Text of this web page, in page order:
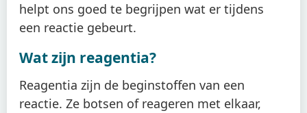
helpt ons goed te begrijpen wat er tijdens
een reactie gebeurt.
Wat zijn reagentia?
Reagentia zijn de beginstoffen van een
reactie. Ze botsen of reageren met elkaar,